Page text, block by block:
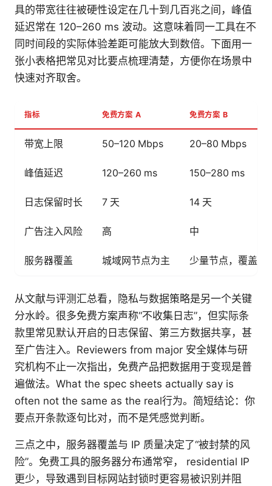
具的带宽往往被硬性设定在几十到几百兆之间，峰值
延迟常在 120–260 ms 波动。这意味着同一工具在不
同时间段的实际体验差距可能放大到数倍。下面用一
张小表格把常见对比要点梳理清楚，方便你在场景中
快速对齐取舍。
指标 免费方案 A 免费方案 B
带宽上限 50–120 Mbps 20–80 Mbps
峰值延迟 120–260 ms 150–280 ms
日志保留时长 7 天 14 天
广告注入风险 高 中
服务器覆盖 城域网节点为主 少量节点，覆盖面
从文献与评测汇总看，隐私与数据策略是另一个关键
分水岭。很多免费方案声称“不收集日志”，但实际条
款里常见默认开启的日志保留、第三方数据共享，甚
至广告注入。Reviewers from major 安全媒体与研
究机构不止一次指出，免费产品把数据用于变现是普
遍做法。What the spec sheets actually say is
often not the same as the real行为。简短结论：你
要点开条款逐句比对，而不是凭感觉判断。
三点之中，服务器覆盖与 IP 质量决定了“被封禁的风
险”。免费工具的服务器分布通常窄， residential IP
更少，导致遇到目标网站封锁时更容易被识别并阻